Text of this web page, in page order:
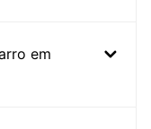
em